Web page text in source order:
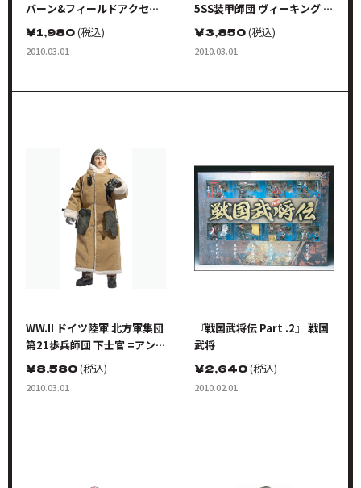
バーン&フィールドアクセサ
リーセット 4
￥1,980(税込)
2010.03.01
5SS装甲師団 ヴィーキング 戦
車兵 =フリッツ・ヴェーベル
= コーベル
￥3,850(税込)
2010.03.01
WW.II ドイツ陸軍 北方軍集団
第21歩兵師団 下士官 =アント
ン・ボーム= レニングラード
￥8,580(税込)
2010.03.01
『戦国武将伝 Part .2』 戦国
武将
￥2,640(税込)
2010.02.01